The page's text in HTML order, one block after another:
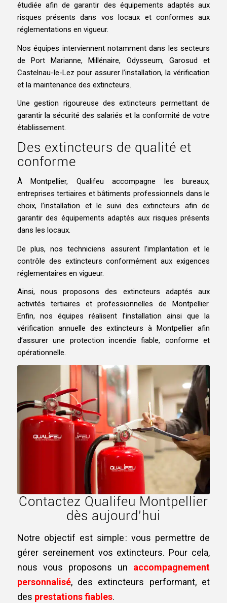
étudiée afin de garantir des équipements adaptés aux
risques présents dans vos locaux et conformes aux
réglementations en vigueur.
Nos équipes interviennent notamment dans les secteurs
de Port Marianne, Millénaire, Odysseum, Garosud et
Castelnau-le-Lez pour assurer l’installation, la vérification
et la maintenance des extincteurs.
Une gestion rigoureuse des extincteurs permettant de
garantir la sécurité des salariés et la conformité de votre
établissement.
Des extincteurs de qualité et
conforme
ÀMontpellier, Qualifeu accompagne les bureaux,
entreprises tertiaires et bâtiments professionnels dans le
choix, l’installation et le suivi des extincteurs afin de
garantir des équipements adaptés aux risques présents
dans les locaux.
De plus, nos techniciens assurent l’implantation et le
contrôle des extincteurs conformément aux exigences
réglementaires en vigueur.
Ainsi, nous proposons des extincteurs adaptés aux
activités tertiaires et professionnelles de Montpellier.
Enfin, nos équipes réalisent l’installation ainsi que la
vérification annuelle des extincteurs à Montpellier afin
d’assurer une protection incendie fiable, conforme et
opérationnelle.
Contactez Qualifeu Montpellier
dès aujourd’hui
Notre objectif est simple : vous permettre de
gérer sereinement vos extincteurs. Pour cela,
nous vous proposons un accompagnement
personnalisé, des extincteurs performant, et
des prestations fiables.